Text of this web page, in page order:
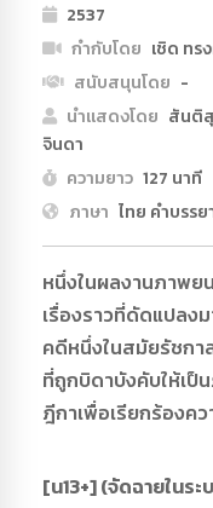
2537
กำกับโดย เชิด ทร
สนับสนุนโดย -
นำแสดงโดย สันติ
จินดา
ความยาว 127 นาที
ภาษา ไทย คำบรร
หนึ่งในผลงานภาพย
เรื่องราวที่ดัดแปลง
คดีหนึ่งในสมัยรัชกา
ที่ถูกบิดาบังคับให้เป็
ฎีกาเพื่อเรียกร้องค
[น13+] (จัดฉายในระ